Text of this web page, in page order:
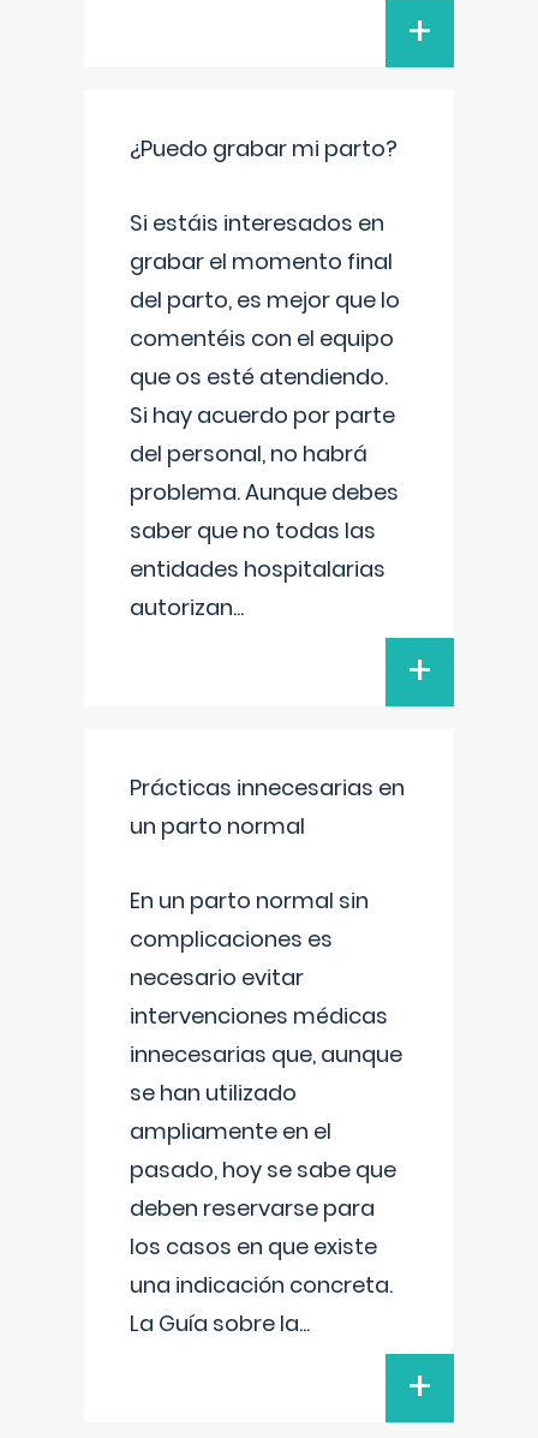
+
¿Puedo grabar mi parto?
Si estáis interesados en
grabar el momento final
del parto, es mejor que lo
comentéis con el equipo
que os esté atendiendo.
Si hay acuerdo por parte
del personal, no habrá
problema. Aunque debes
saber que no todas las
entidades hospitalarias
autorizan...
+
Prácticas innecesarias en
un parto normal
En un parto normal sin
complicaciones es
necesario evitar
intervenciones médicas
innecesarias que, aunque
se han utilizado
ampliamente en el
pasado, hoy se sabe que
deben reservarse para
los casos en que existe
una indicación concreta.
La Guía sobre la...
+